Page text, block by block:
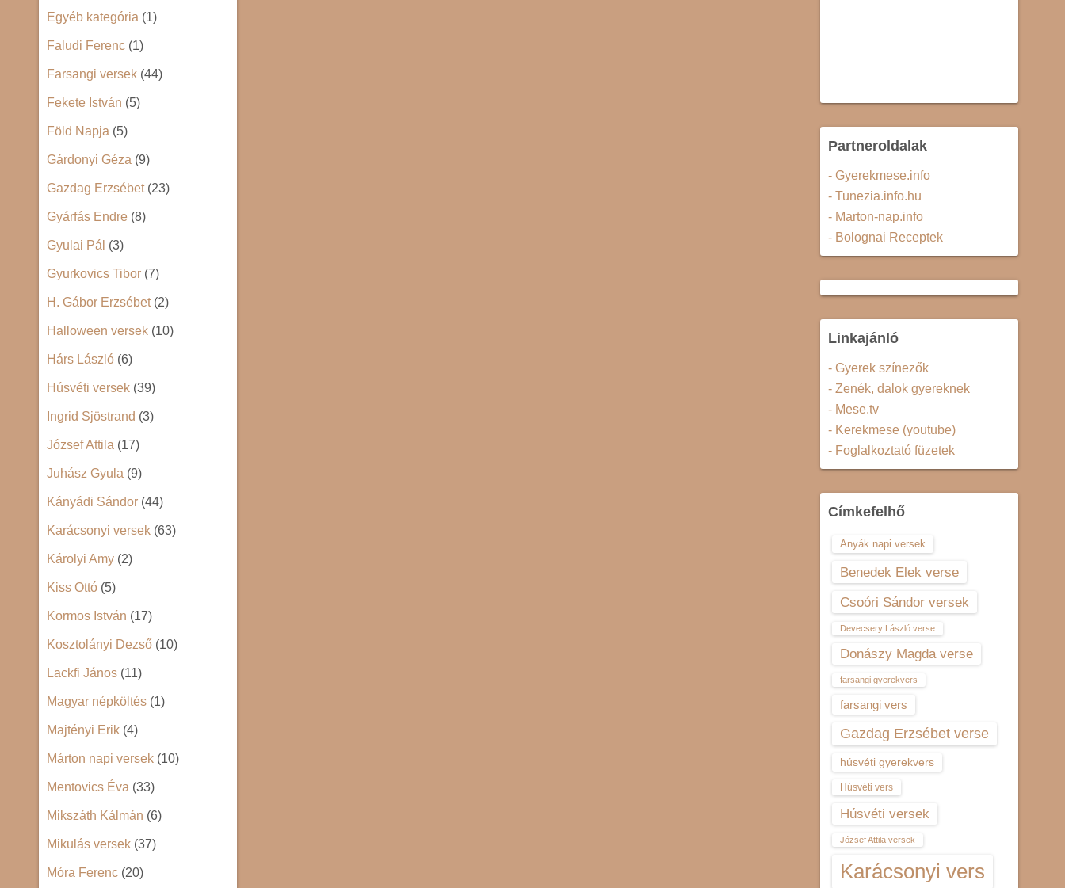
Egyéb kategória (1)
Faludi Ferenc (1)
Farsangi versek (44)
Fekete István (5)
Föld Napja (5)
Gárdonyi Géza (9)
Gazdag Erzsébet(23)
Gyárfás Endre (8)
Gyulai Pál (3)
Gyurkovics Tibor (7)
H. Gábor Erzsébet(2)
Halloween versek (10)
Hárs László (6)
Húsvéti versek (39)
Ingrid Sjöstrand (3)
József Attila (17)
Juhász Gyula (9)
Kányádi Sándor (44)
Karácsonyi versek (63)
Károlyi Amy (2)
Kiss Ottó (5)
Kormos István (17)
Kosztolányi Dezső (10)
Lackfi János (11)
Magyar népköltés (1)
Majtényi Erik (4)
Márton napi versek (10)
Mentovics Éva (33)
Mikszáth Kálmán (6)
Mikulás versek (37)
Móra Ferenc (20)
Partneroldalak
- Gyerekmese.info
- Tunezia.info.hu
- Marton-nap.info
- Bolognai Receptek
Linkajánló
- Gyerek színezők
- Zenék, dalok gyereknek
- Mese.tv
- Kerekmese (youtube)
- Foglalkoztató füzetek
Címkefelhő
Anyák napi versek
Benedek Elek verse
Csoóri Sándor versek
Devecsery László verse
Donászy Magda verse
farsangi gyerekvers
farsangi vers
Gazdag Erzsébet verse
húsvéti gyerekvers
Húsvéti vers
Húsvéti versek
József Attila versek
Karácsonyi vers